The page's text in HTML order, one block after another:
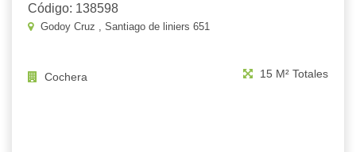
Código: 138598
Godoy Cruz , Santiago de liniers 651
Cochera 15 M² Totales